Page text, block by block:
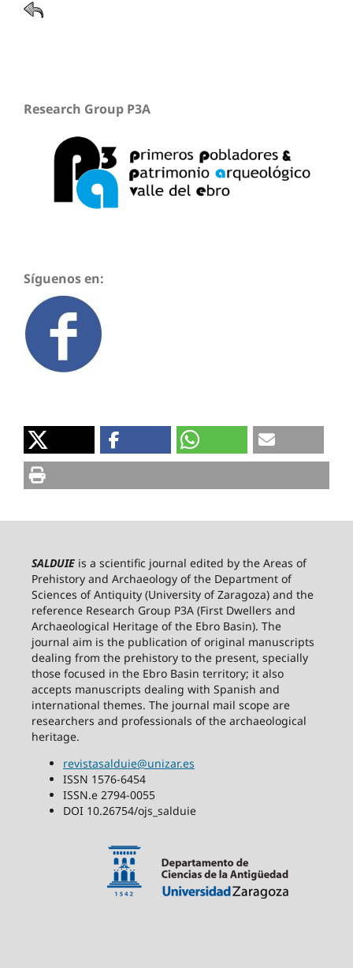
Research Group P3A
Síguenos en:
SALDUIE is a scientific journal edited by the Areas of
Prehistory and Archaeology of the Department of
Sciences of Antiquity (University of Zaragoza) and the
reference Research Group P3A (First Dwellers and
Archaeological Heritage of the Ebro Basin). The
journal aim is the publication of original manuscripts
dealing from the prehistory to the present, specially
those focused in the Ebro Basin territory; it also
accepts manuscripts dealing with Spanish and
international themes. The journal mail scope are
researchers and professionals of the archaeological
heritage.
revistasalduie@unizar.es
ISSN 1576-6454
ISSN.e 2794-0055
DOI 10.26754/ojs_salduie